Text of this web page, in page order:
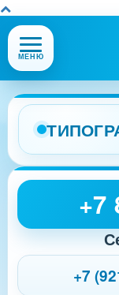
Открыть
или
меню
сайта
МЕНЮ
+7
+7